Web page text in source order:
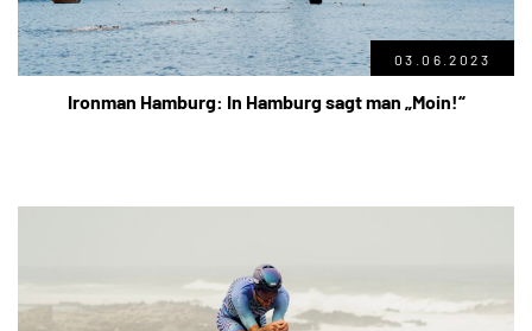
03.06.2023
Ironman Hamburg: In Hamburg sagt man „Moin!“